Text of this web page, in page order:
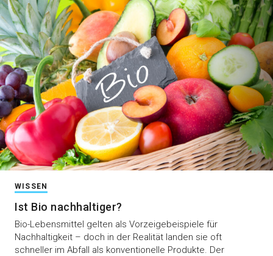
WISSEN
Ist Bio nachhaltiger?
Bio-Lebensmittel gelten als Vorzeigebeispiele für
Nachhaltigkeit – doch in der Realität landen sie oft
schneller im Abfall als konventionelle Produkte. Der